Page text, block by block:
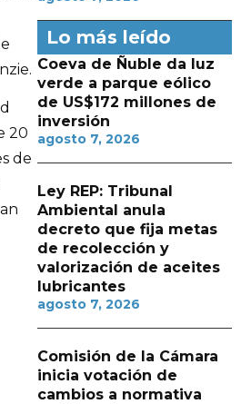
20
de
Lo más leído
Coeva de Ñuble da luz
verde a parque eólico
de US$172 millones de
inversión
agosto 7, 2026
Ley REP: Tribunal
Ambiental anula
decreto que fija metas
de recolección y
valorización de aceites
lubricantes
agosto 7, 2026
Comisión de la Cámara
inicia votación de
cambios a normativa